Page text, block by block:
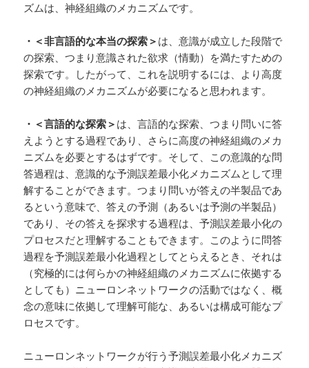
ズムは、神経組織のメカニズムです。
・＜非言語的な本当の探索＞ は、意識が成立した段階で
の探索、つまり意識された欲求（情動）を満たすための
探索です。したがって、これを説明するには、より高度
の神経組織のメカニズムが必要になると思われます。
・＜言語的な探索＞ は、言語的な探索、つまり問いに答
えようとする過程であり、さらに高度の神経組織のメカ
ニズムを必要とするはずです。そして、この意識的な問
答過程は、意識的な予測誤差最小化メカニズムとして理
解することができます。つまり問いが答えの半製品であ
るという意味で、答えの予測（あるいは予測の半製品）
であり、その答えを探求する過程は、予測誤差最小化の
プロセスだと理解することもできます。このように問答
過程を予測誤差最小化過程としてとらえるとき、それは
（究極的には何らかの神経組織のメカニズムに依拠する
としても）ニューロンネットワークの活動ではなく、概
念の意味に依拠して理解可能な、あるいは構成可能なプ
ロセスです。
ニューロンネットワークが行う予測誤差最小化メカニズ